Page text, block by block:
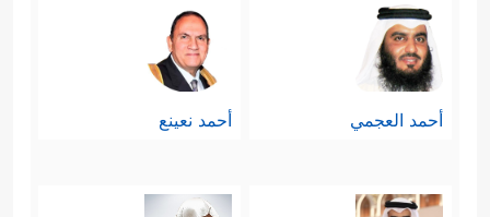
أحمد العجمي أحمد نعينع